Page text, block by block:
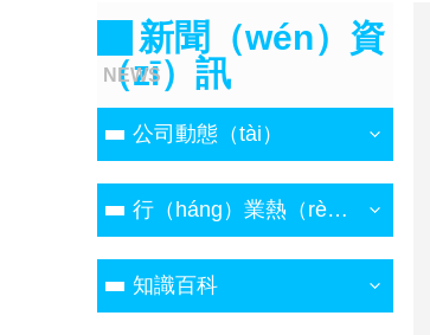
新聞（wén）資
（zī）訊
NEWS
公司動態（tài）
行（háng）業熱（rè）點
知識百科